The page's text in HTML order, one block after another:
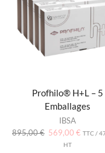
Profhilo® H+L – 5
Emballages
IBSA
895,00€ 569,00 € TTC /
HT